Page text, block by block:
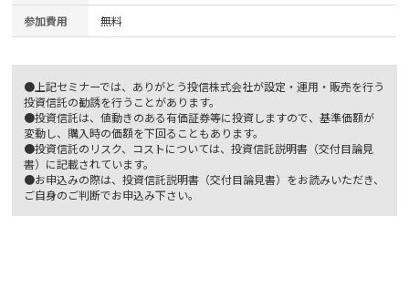
参加費用 無料
●上記セミナーでは、ありがとう投信株式会社が設定・運用・販売を行う
投資信託の勧誘を行うことがあります。
●投資信託は、値動きのある有価証券等に投資しますので、基準価額が
変動し、購入時の価額を下回ることもあります。
●投資信託のリスク、コストについては、投資信託説明書（交付目論見
書）に記載されています。
●お申込みの際は、投資信託説明書（交付目論見書）をお読みいただき、
ご自身のご判断でお申込み下さい。